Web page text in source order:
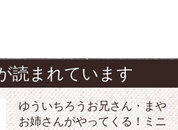
読まれています
ゆういちろうお兄さん・まや
お姉さんがやってくる！ミニ